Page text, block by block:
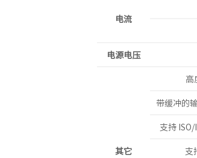
电流
电源电压
其它
高
带缓冲的
支持
支